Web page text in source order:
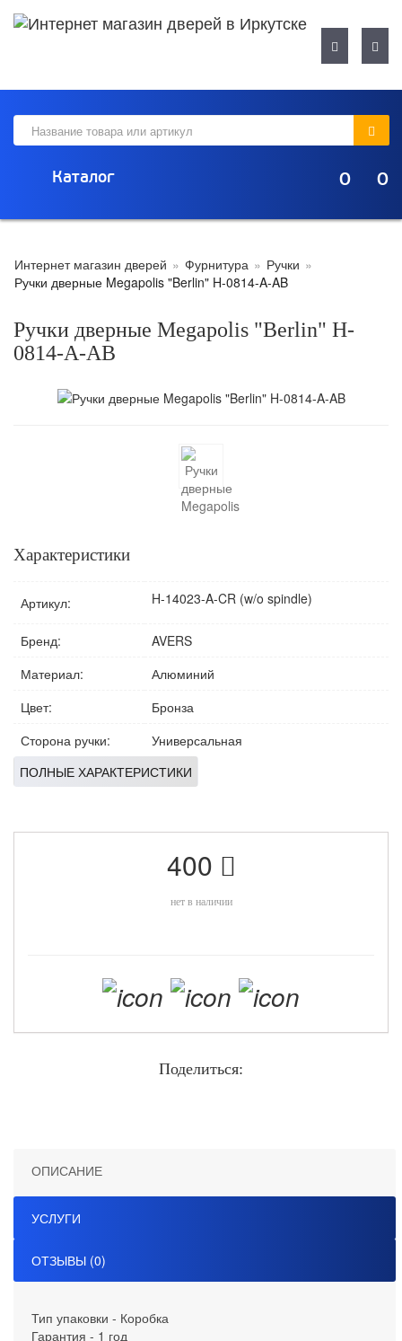
Навигация
Каталог 0 0
Интернет магазин дверей » Фурнитура » Ручки »
Ручки дверные Megapolis "Berlin" H-0814-A-AB
Ручки дверные Megapolis "Berlin" H-
0814-A-AB
Характеристики
Артикул: H-14023-A-CR (w/o spindle)
Бренд:
AVERS
Материал:
Алюминий
Цвет:
Бронза
Сторона ручки:
Универсальная
ПОЛНЫЕ ХАРАКТЕРИСТИКИ
400
нет в наличии
Поделиться:
ОПИСАНИЕ
УСЛУГИ
ОТЗЫВЫ (0)
Тип упаковки - Коробка
Гарантия - 1 год